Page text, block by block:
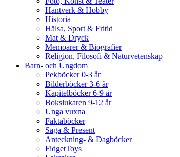
Hantverk & Hobby
Historia
Hälsa, Sport & Fritid
Mat & Dryck
Memoarer & Biografier
Religion, Filosofi & Naturvetenskap
Barn- och Ungdom
Pekböcker 0-3 år
Bilderböcker 3-6 år
Kapitelböcker 6-9 år
Bokslukaren 9-12 år
Unga vuxna
Faktaböcker
Saga & Present
Anteckning- & Dagböcker
FidgetToys